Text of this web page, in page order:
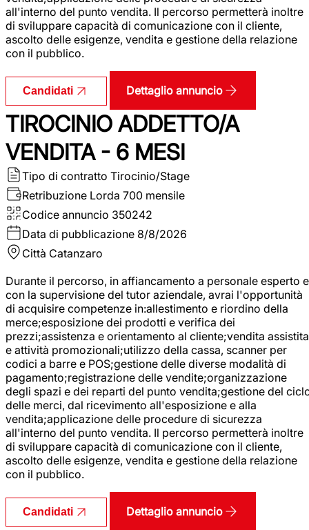
all'interno del punto vendita. Il percorso permetterà inoltre
di sviluppare capacità di comunicazione con il cliente,
ascolto delle esigenze, vendita e gestione della relazione
con il pubblico.
Candidati Dettaglio annuncio
TIROCINIO ADDETTO/A
VENDITA - 6 MESI
Tipo di contratto Tirocinio/Stage
Retribuzione Lorda 700 mensile
Codice annuncio 350242
Data di pubblicazione 8/8/2026
Città Catanzaro
Durante il percorso, in affiancamento a personale esperto e
con la supervisione del tutor aziendale, avrai l'opportunità
di acquisire competenze in:allestimento e riordino della
merce;esposizione dei prodotti e verifica dei
prezzi;assistenza e orientamento al cliente;vendita assistita
e attività promozionali;utilizzo della cassa, scanner per
codici a barre e POS;gestione delle diverse modalità di
pagamento;registrazione delle vendite;organizzazione
degli spazi e dei reparti del punto vendita;gestione del
delle merci, dal ricevimento all'esposizione e alla
vendita;applicazione delle procedure di sicurezza
all'interno del punto vendita. Il percorso permetterà inoltre
di sviluppare capacità di comunicazione con il cliente,
ascolto delle esigenze, vendita e gestione della relazione
con il pubblico.
Candidati Dettaglio annuncio